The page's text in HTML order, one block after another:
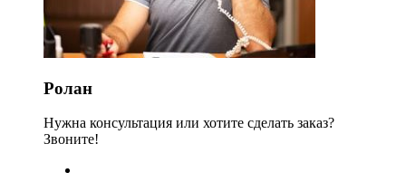
Ролан
Нужна консультация или хотите сделать заказ?
Звоните!